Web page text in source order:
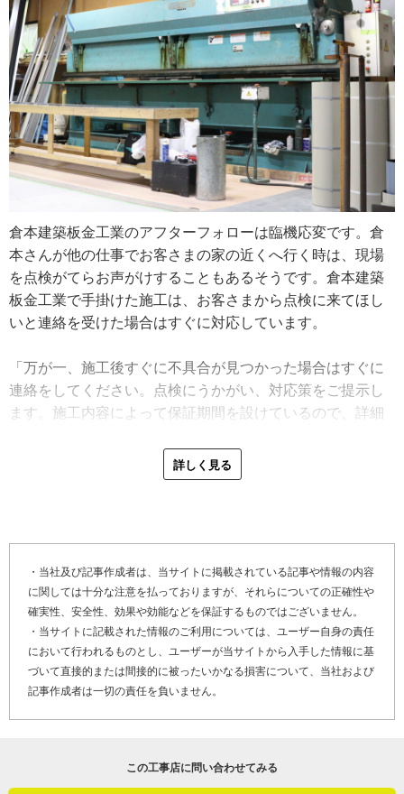
倉本さんが代表取締役に就任したのは２０２１年です。経
営責任者になり変わったのは、これまで意識していなかっ
た点に目が向くようになったこと。特にお客さまへの対応
は気に留めていて、見積書作成はこれまで以上に迅速に提
出するよう心掛けています。
今後は会社として元請けの仕事を増やしていきたいと意欲
的でした。人員が必要になりますが、同業の横の繋がりを
活かし、たくさんの現場をこなせるよう体制を整えていき
たいと話していました。
屋根の解体を伴うリフォーム工事では、解体後の木下地を
手掛けることもあります。解体→木下地→板金設置という
工程で木下地部分で大工を手配すると段取りが複雑になる
ため、全ての作業を一括で引き受けるようになったそうで
す。
「本来、木下地は大工さんの仕事です。でも工程をスムー
ズに進めるために、全ての作業を引き受けるようになりま
した。木下地に対応できるようになったのは受注の上で大
きな強みだと思います。作業としては、屋根を解体後に垂
木や野地板の傷みをチェックして、木材に釘がきかないく
らい劣化していれば、お客さまの要望を聞いて交換をして
から屋根材を張っていきます」
雨漏り修理の相談には、まず現地調査を行います。屋根や
突き止めます。雨漏りは屋根材や雨樋の破損等のわかりや
すい不具合から、屋根から外壁内部への水の浸入など原因
「屋根や外壁内側で水が動くので、水漏れしている場所の
可能性を考えながら現地調査をするようにしています」
山口県宇部市の金属屋根工事の特性について尋ねました。
宇部市のあたりは台風等の被害も少なく通年で屋根工事の
しやすい地域だといいます。積雪のある地域では雨樋の留
め具のピッチを短くしたり、最近多いゲリラ豪雨への対策
では、雨樋が雨を受けやすいように設置位置等に工夫をこ
「瓦屋根だと雨を受けても下に落ちていきますが、金属屋
倉本建築板金工業のアフターフォローは臨機応変です。倉
本さんが他の仕事でお客さまの家の近くへ行く時は、現場
を点検がてらお声がけすることもあるそうです。倉本建築
板金工業で手掛けた施工は、お客さまから点検に来てほし
いと連絡を受けた場合はすぐに対応しています。
「万が一、施工後すぐに不具合が見つかった場合はすぐに
連絡をしてください。点検にうかがい、対応策をご提示し
ます。施工内容によって保証期間を設けているので、詳細
最後に「やねいろは」をご覧になっている、雨漏り修理や
「倉本建築板金工業のスタッフは、人にも物にも丁寧に対
応するよう心掛けています。その心掛けで、お客さまとの
信頼関係を築けたらいいですね。施工を担当したら、自分
の知識や技術を最大限に活かしてお客さまにご満足いただ
ける工事をします。金属屋根のこと、何でも気軽に聞いて
ください」
の土地で地道に誠実に仕事をしてきた成果です。会社とし
詳しく見る
・当社及び記事作成者は、当サイトに掲載されている記事や情報の内容
に関しては十分な注意を払っておりますが、それらについての正確性や
確実性、安全性、効果や効能などを保証するものではございません。
・当サイトに記載された情報のご利用については、ユーザー自身の責任
において行われるものとし、ユーザーが当サイトから入手した情報に基
づいて直接的または間接的に被ったいかなる損害について、当社および
記事作成者は一切の責任を負いません。
この工事店に問い合わせてみる